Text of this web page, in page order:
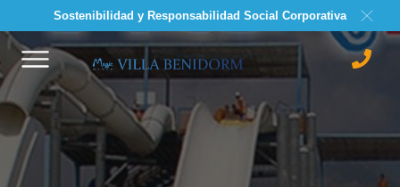
Sostenibilidad y Responsabilidad Social Corporativa